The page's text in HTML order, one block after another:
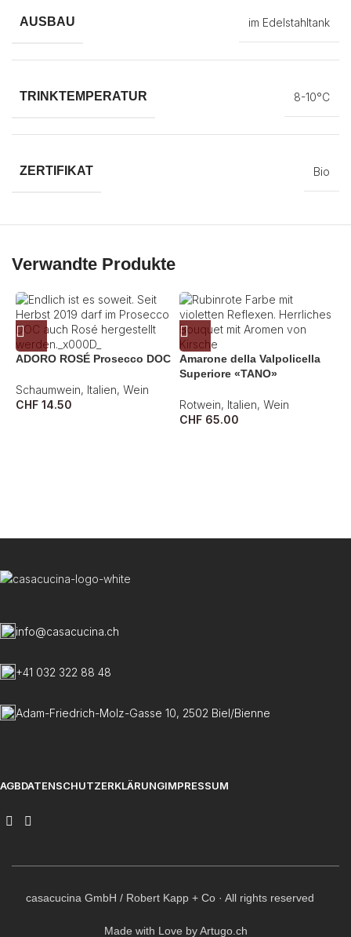
AUSBAU im Edelstahltank
TRINKTEMPERATUR 8-10°C
ZERTIFIKAT Bio
Verwandte Produkte
ADORO ROSÉ Prosecco DOC
Schaumwein, Italien, Wein
CHF 14.50
Amarone della Valpolicella
Superiore «TANO»
Rotwein, Italien, Wein
CHF 65.00
info@casacucina.ch
+41 032 322 88 48
Adam-Friedrich-Molz-Gasse 10, 2502 Biel/Bienne
AGBDATENSCHUTZERKLÄRUNGIMPRESSUM
casacucina GmbH / Robert Kapp + Co · All rights reserved
Made with Love by Artugo.ch